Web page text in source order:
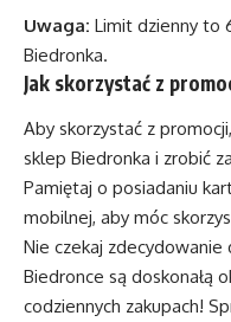
Uwaga: Limit dzienny to
Biedronka.
Jak skorzystać z
Aby skorzystać z
sklep Biedronka i zrobić
Pamiętaj o posiadaniu
mobilnej, aby móc
Nie czekaj
Biedronce są doskonałą
codziennych zakupach!